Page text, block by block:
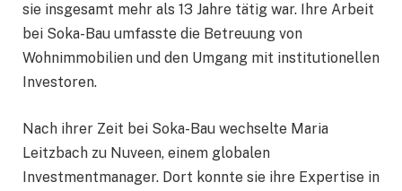
sie insgesamt mehr als 13 Jahre tätig war. Ihre Arbeit
bei Soka-Bau umfasste die Betreuung von
Wohnimmobilien und den Umgang mit institutionellen
Investoren.
Nach ihrer Zeit bei Soka-Bau wechselte Maria
Leitzbach zu Nuveen, einem globalen
Investmentmanager. Dort konnte sie ihre Expertise in